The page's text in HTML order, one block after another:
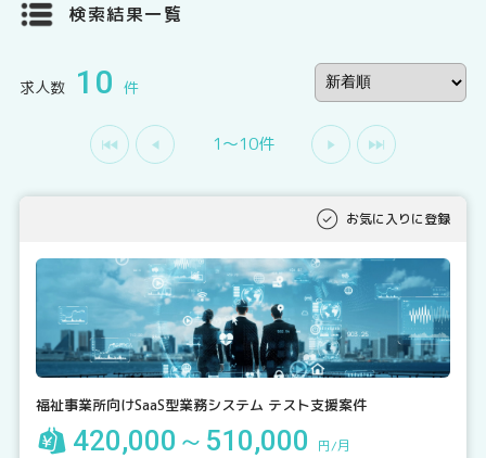
検索結果一覧
求人数 10 件
1〜10件
お気に入りに登録
福祉事業所向けSaaS型業務システム テスト支援案件
420,000～510,000 円/月